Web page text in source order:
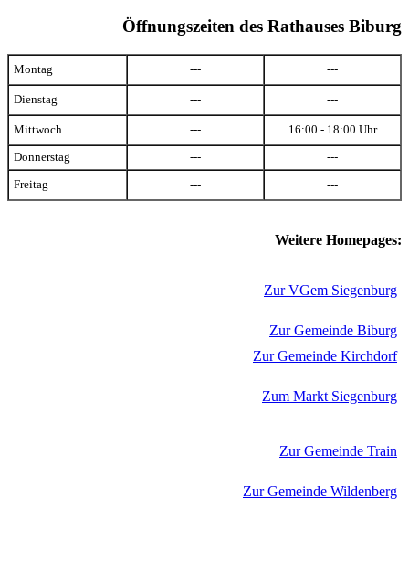
Öffnungszeiten des Rathauses Biburg
Montag --- ---
Dienstag --- ---
Mittwoch --- 16:00 - 18:00 Uhr
Donnerstag --- ---
Freitag --- ---
Weitere Homepages:
Zur VGem Siegenburg
Zur Gemeinde Biburg
Zur Gemeinde Kirchdorf
Zum Markt Siegenburg
Zur Gemeinde Train
Zur Gemeinde Wildenberg